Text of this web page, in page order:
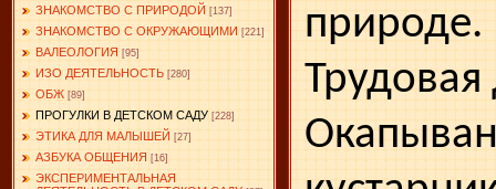
ЗНАКОМСТВО С ПРИРОДОЙ [137]
ЗНАКОМСТВО С ОКРУЖАЮЩИМИ [221]
ВАЛЕОЛОГИЯ [95]
ИЗО ДЕЯТЕЛЬНОСТЬ [280]
ОБЖ [89]
ПРОГУЛКИ В ДЕТСКОМ САДУ [228]
ЭТИКА ДЛЯ МАЛЫШЕЙ [27]
АЗБУКА ОБЩЕНИЯ [16]
ЭКСПЕРИМЕНТАЛЬНАЯ
природе.
Трудовая